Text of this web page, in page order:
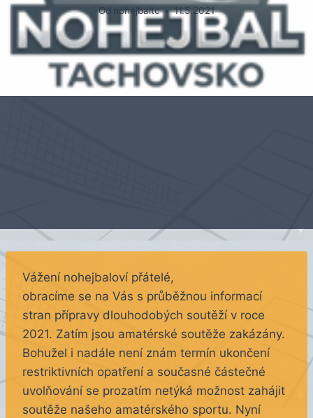
Od nohejbaltc 11.5.2021
Vážení nohejbaloví přátelé,
obracíme se na Vás s průběžnou informací
stran přípravy dlouhodobých soutěží v roce
2021. Zatím jsou amatérské soutěže zakázány.
Bohužel i nadále není znám termín ukončení
restriktivních opatření a současné částečné
uvolňování se prozatím netýká možnost zahájit
soutěže našeho amatérského sportu. Nyní